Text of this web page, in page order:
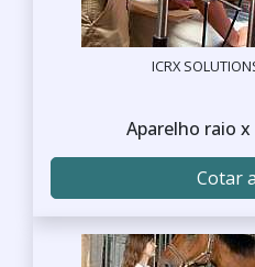
ICRX
Aparelho raio
Cotar